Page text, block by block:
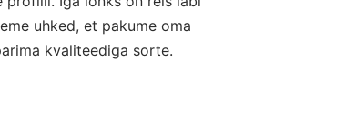
uhked, et pakume oma
kvaliteediga sorte.